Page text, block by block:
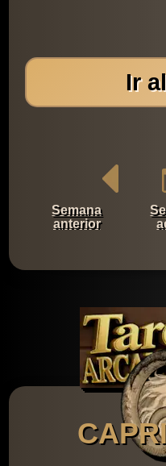
Ir
Semana
anterior